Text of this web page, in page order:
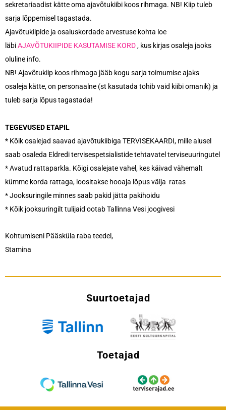
sekretariaadist kätte oma ajavõtukiibi koos rihmaga. NB! Kiip tuleb
sarja lõppemisel tagastada.
Ajavõtukiipide ja osaluskordade arvestuse kohta loe
läbiAJAVÕTUKIIPIDE KASUTAMISE KORD, kus kirjas osaleja jaoks
oluline info.
NB! Ajavõtukiip koos rihmaga jääb kogu sarja toimumise ajaks
osaleja kätte, on personaalne (st kasutada tohib vaid kiibi omanik) ja
tuleb sarja lõpus tagastada!
TEGEVUSED ETAPIL
* Kõik osalejad saavad ajavõtukiibiga TERVISEKAARDI, mille alusel
saab osaleda Eldredi tervisespetsialistide tehtavatel terviseuuringutel
* Avatud rattaparkla. Kõigi osalejate vahel, kes käivad vähemalt
kümme korda rattaga, loositakse hooaja lõpus välja ratas
* Jooksuringile minnes saab pakid jätta pakihoidu
* Kõik jooksuringilt tulijaid ootab Tallinna Vesi joogivesi
Kohtumiseni Pääsküla raba teedel,
Stamina
Suurtoetajad
Toetajad